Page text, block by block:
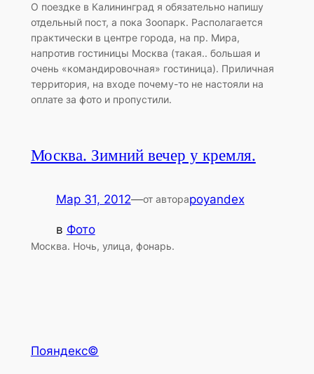
О поездке в Калининград я обязательно напишу
отдельный пост, а пока Зоопарк. Располагается
практически в центре города, на пр. Мира,
напротив гостиницы Москва (такая.. большая и
очень «командировочная» гостиница). Приличная
территория, на входе почему-то не настояли на
оплате за фото и пропустили.
Москва. Зимний вечер у кремля.
Мар 31, 2012—от автораpoyandex
в Фото
Москва. Ночь, улица, фонарь.
Пояндекс©